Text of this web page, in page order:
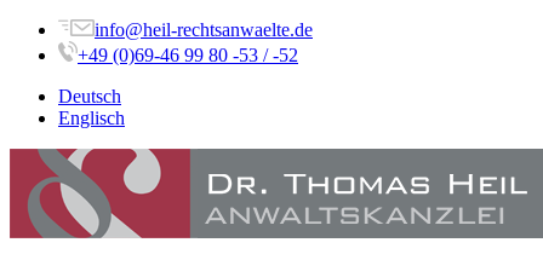
info@heil-rechtsanwaelte.de
+49 (0)69-46 99 80 -53 / -52
Deutsch
Englisch